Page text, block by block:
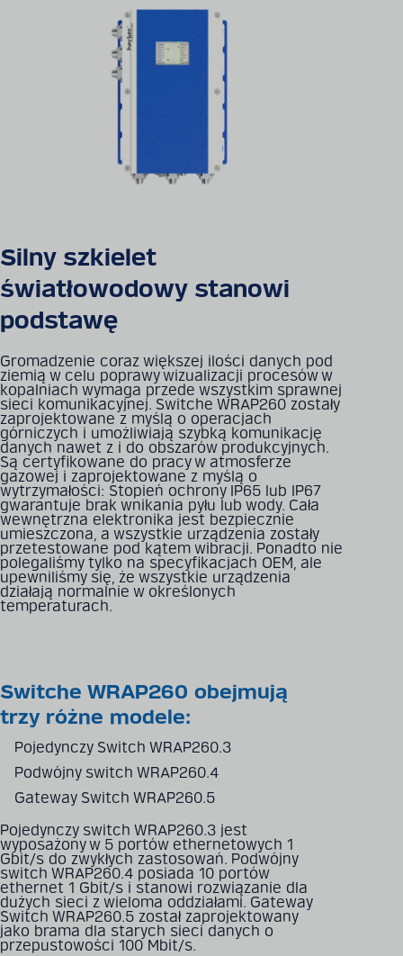
Silny szkielet
światłowodowy stanowi
podstawę
Gromadzenie coraz większej ilości danych pod
ziemią w celu poprawy wizualizacji procesów w
kopalniach wymaga przede wszystkim sprawnej
sieci komunikacyjnej. Switche WRAP260 zostały
zaprojektowane z myślą o operacjach
górniczych i umożliwiają szybką komunikację
danych nawet z i do obszarów produkcyjnych.
Są certyfikowane do pracy w atmosferze
gazowej i zaprojektowane z myślą o
wytrzymałości: Stopień ochrony IP65 lub IP67
gwarantuje brak wnikania pyłu lub wody. Cała
wewnętrzna elektronika jest bezpiecznie
umieszczona, a wszystkie urządzenia zostały
przetestowane pod kątem wibracji. Ponadto nie
polegaliśmy tylko na specyfikacjach OEM, ale
upewniliśmy się, że wszystkie urządzenia
działają normalnie w określonych
temperaturach.
Switche WRAP260 obejmują
trzy różne modele:
Pojedynczy Switch WRAP260.3
Podwójny switch WRAP260.4
Gateway Switch WRAP260.5
Pojedynczy switch WRAP260.3 jest
wyposażony w 5 portów ethernetowych 1
Gbit/s do zwykłych zastosowań. Podwójny
switch WRAP260.4 posiada 10 portów
ethernet 1 Gbit/s i stanowi rozwiązanie dla
dużych sieci z wieloma oddziałami. Gateway
Switch WRAP260.5 został zaprojektowany
jako brama dla starych sieci danych o
przepustowości 100 Mbit/s.